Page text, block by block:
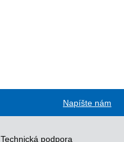
Napíšte nám
Technická podpora